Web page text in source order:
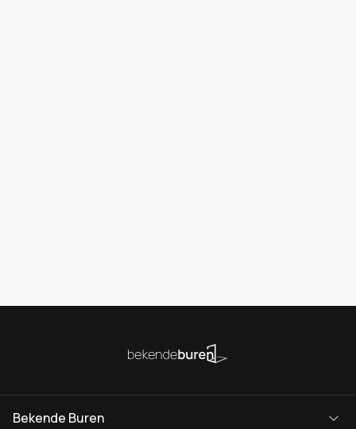
Bekende Buren